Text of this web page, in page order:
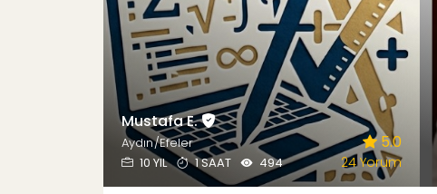
Mustafa E.
Aydın/Efeler
10 YIL
1 SAAT 494
5.0
24 Yorum